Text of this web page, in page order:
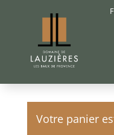
Votre panier